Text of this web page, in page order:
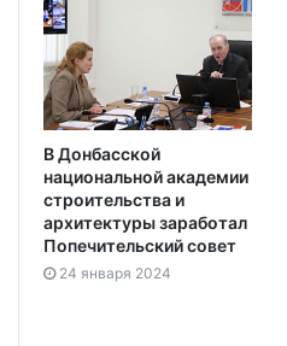
В Донбасской
национальной академии
строительства и
архитектуры заработал
Попечительский совет
24 января 2024